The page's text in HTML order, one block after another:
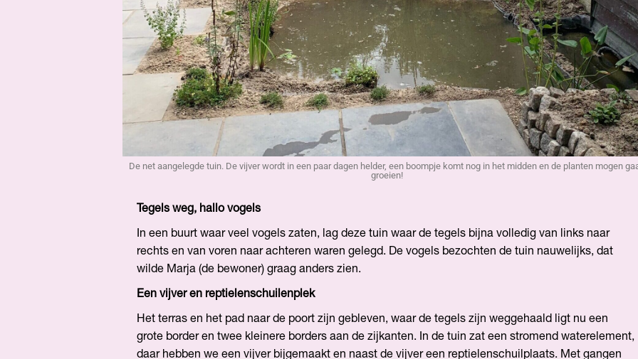
De net aangelegde tuin. De vijver wordt in een paar dagen helder, een boompje komt nog in het midden en de planten mogen
groeien!
Tegels weg, hallo vogels
In een buurt waar veel vogels zaten, lag deze tuin waar de tegels bijna volledig van links naar
rechts en van voren naar achteren waren gelegd. De vogels bezochten de tuin nauwelijks, dat
wilde Marja (de bewoner) graag anders zien.
Een vijver en reptielenschuilenplek
Het terras en het pad naar de poort zijn gebleven, waar de tegels zijn weggehaald ligt nu een
grote border en twee kleinere borders aan de zijkanten. In de tuin zat een stromend waterelement,
daar hebben we een vijver bijgemaakt en naast de vijver een reptielenschuilplaats. Met gangen